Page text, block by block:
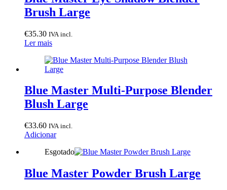
Brush Large
€35.30 IVA incl.
Ler mais
Blue Master Multi-Purpose Blender
Blush Large
€33.60 IVA incl.
Adicionar
Esgotado
Blue Master Powder Brush Large